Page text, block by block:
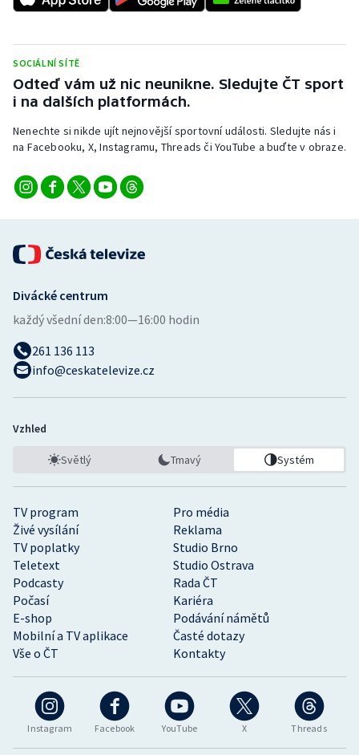
Sportovní střelba
Stolní tenis
Triatlon
Veslování
Volejbal
SOCIÁLNÍ SÍTĚ
Odteď vám už nic neunikne. Sledujte ČT sport
i na dalších platformách.
Nenechte si nikde ujít nejnovější sportovní události. Sledujte nás i
na Facebooku, X, Instagramu, Threads či YouTube a buďte v obraze.
Instagram Facebook YouTube X Threads
TV program
Pro média
Živé vysílání
Reklama
TV poplatky
Studio Brno
Teletext
Studio Ostrava
Podcasty
Rada ČT
Počasí
Kariéra
E-shop
Podávání námětů
Mobilní a TV aplikace
Časté dotazy
Vše o ČT
Kontakty
Divácké centrum
každý všední den:8:00—16:00 hodin
261 136 113
info@ceskatelevize.cz
Vzhled
Světlý Tmavý Systém